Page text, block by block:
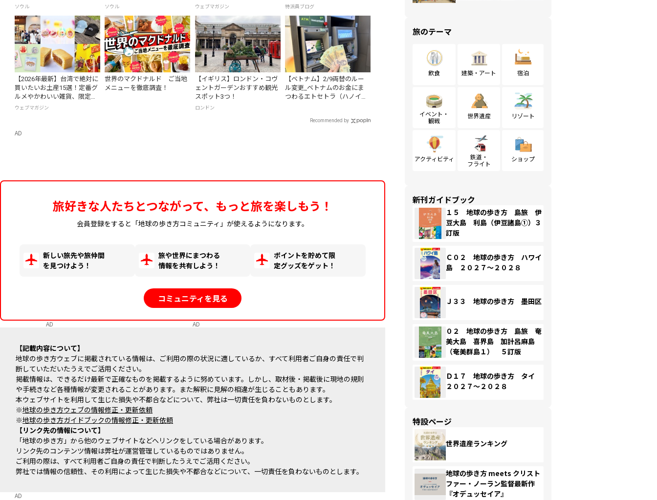
ソウル
へ
ソウル ウェブマガジン 特派員ブログ
【2026年最新】台湾で絶対に
買いたいお土産15選！定番グ
ルメやかわいい雑貨、限定商
品も紹介
ウェブマガジン
世界のマクドナルド ご当地
メニューを徹底調査！
【イギリス】ロンドン・コヴ
ェントガーデンおすすめ観光
スポット3つ！
ロンドン
【ベトナム】2/9両替のルー
ル変更_ベトナムのお金にま
つわるエトセトラ（ハノイ
Recommended by
AD
旅好きな人たちとつながって、もっと旅を楽しもう！
会員登録をすると「地球の歩き方コミュニティ」が使えるようになります。
新しい旅先や旅仲間
を見つけよう！
旅や世界にまつわる
情報を共有しよう！
ポイントを貯めて限
定グッズをゲット！
コミュニティを見る
AD AD
記載内容について
地球の歩き方ウェブに掲載されている情報は、ご利用の際の状況に適しているか、すべて利用者ご自身の責任で判
断していただいたうえでご活用ください。
掲載情報は、できるだけ最新で正確なものを掲載するように努めています。しかし、取材後・掲載後に現地の規則
や手続きなど各種情報が変更されることがあります。また解釈に見解の相違が生じることもあります。
本ウェブサイトを利用して生じた損失や不都合などについて、弊社は一切責任を負わないものとします。
※地球の歩き方ウェブの情報修正・更新依頼
※地球の歩き方ガイドブックの情報修正・更新依頼
リンク先の情報について
「地球の歩き方」から他のウェブサイトなどへリンクをしている場合があります。
リンク先のコンテンツ情報は弊社が運営管理しているものではありません。
ご利用の際は、すべて利用者ご自身の責任で判断したうえでご活用ください。
弊社では情報の信頼性、その利用によって生じた損失や不都合などについて、一切責任を負わないものとします。
AD
旅のテーマ
飲食 建築・アート 宿泊
イベント・
観戦
世界遺産 リゾート
アクティビティ
鉄道・
フライト
ショップ
新刊ガイドブック
１５ 地球の歩き方 島旅 伊
豆大島 利島（伊豆諸島①）３
訂版
Ｃ０２ 地球の歩き方 ハワイ
島 ２０２７～２０２８
Ｊ３３ 地球の歩き方 墨田区
０２ 地球の歩き方 島旅 奄
美大島 喜界島 加計呂麻島
（奄美群島１） ５訂版
Ｄ１７ 地球の歩き方 タイ
２０２７～２０２８
特設ページ
世界遺産ランキング
地球の歩き方 meets クリスト
ファー・ノーラン監督最新作
『オデュッセイア』